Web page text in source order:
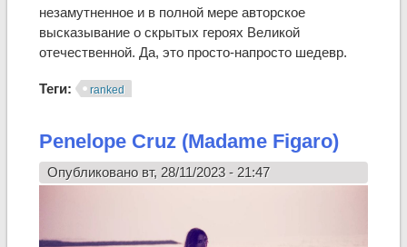
незамутненное и в полной мере авторское
высказывание о скрытых героях Великой
отечественной. Да, это просто-напросто шедевр.
Теги: ranked
Penelope Cruz (Madame Figaro)
Опубликовано вт, 28/11/2023 - 21:47